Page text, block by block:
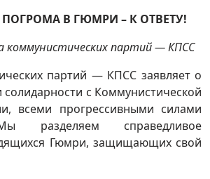
В ГЮМРИ – К ОТВЕТУ!
коммунистических партий — КПСС
партий — КПСС заявляет о
солидарности с Коммунистической
всеми прогрессивными силами
разделяем справедливое
Гюмри, защищающих свой